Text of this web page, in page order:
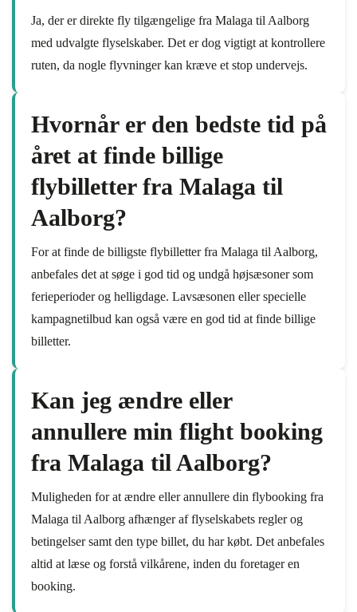
Ja, der er direkte fly tilgængelige fra Malaga til Aalborg
med udvalgte flyselskaber. Det er dog vigtigt at kontrollere
ruten, da nogle flyvninger kan kræve et stop undervejs.
Hvornår er den bedste tid på
året at finde billige
flybilletter fra Malaga til
Aalborg?
For at finde de billigste flybilletter fra Malaga til Aalborg,
anbefales det at søge i god tid og undgå højsæsoner som
ferieperioder og helligdage. Lavsæsonen eller specielle
kampagnetilbud kan også være en god tid at finde billige
billetter.
Kan jeg ændre eller
annullere min flight booking
fra Malaga til Aalborg?
Muligheden for at ændre eller annullere din flybooking fra
Malaga til Aalborg afhænger af flyselskabets regler og
betingelser samt den type billet, du har købt. Det anbefales
altid at læse og forstå vilkårene, inden du foretager en
booking.